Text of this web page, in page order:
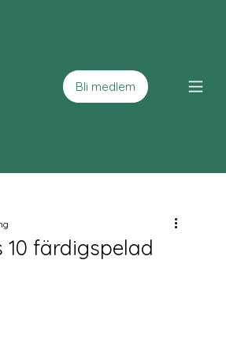
Bli medlem
10 färdigspelad